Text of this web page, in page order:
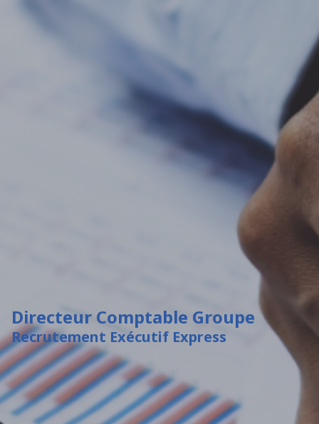
Directeur Comptable Groupe
Recrutement Exécutif Express